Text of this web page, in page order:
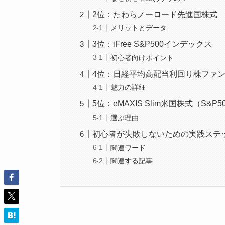
2位：たわらノーロード先進国株式
メリットとデータ
3位：iFree S&P500インデックス
初心者向けポイント
4位：日経平均高配当利回り株ファ
魅力の詳細
5位：eMAXIS Slim米国株式（
選ぶ理由
初心者が失敗しないための実践ステ
関連ワード
関連する記事